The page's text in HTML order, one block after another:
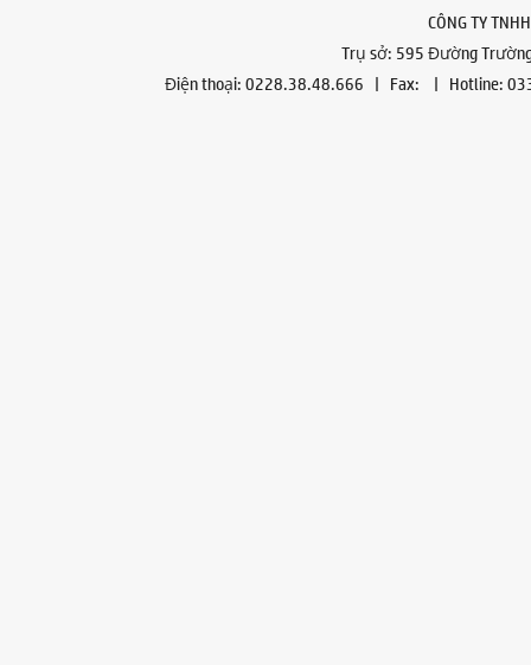
CÔNG TY
Trụ sở: 595 Đường
Điện thoại: 0228.38.48.666 | Fax: | Hotline: